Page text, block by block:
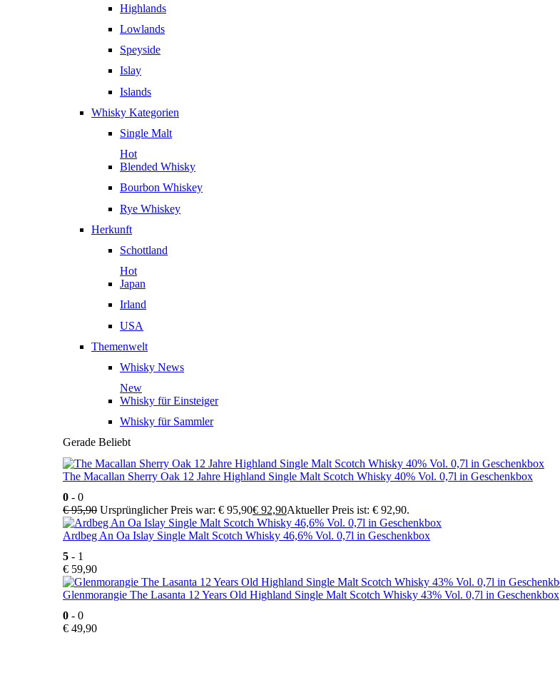
Highlands
Lowlands
Speyside
Islay
Islands
Whisky Kategorien
Single Malt
Hot
Blended Whisky
Bourbon Whiskey
Rye Whiskey
Herkunft
Schottland
Hot
Japan
Irland
USA
Themenwelt
Whisky News
New
Whisky für Einsteiger
Whisky für Sammler
Gerade Beliebt
The Macallan Sherry Oak 12 Jahre Highland Single Malt Scotch Whisky 40% Vol. 0,7l in Geschenkbox
0 - 0
€95,90 Ursprünglicher Preis war: € 95,90€ 92,90Aktueller Preis ist: € 92,90.
Ardbeg An Oa Islay Single Malt Scotch Whisky 46,6% Vol. 0,7l in Geschenkbox
5 - 1
€ 59,90
Glenmorangie The Lasanta 12 Years Old Highland Single Malt Scotch Whisky 43% Vol. 0,7l in Geschenkbox
0 - 0
€ 49,90